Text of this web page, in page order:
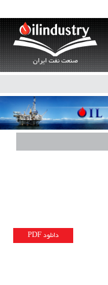
صنعت نفت ایران
دانلود PDF